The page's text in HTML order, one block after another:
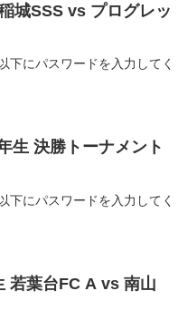
城SSS vs プログレッ
下にパスワードを入力してく
生 決勝トーナメント
下にパスワードを入力してく
若葉台FC A vs 南山